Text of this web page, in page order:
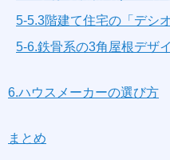
5-5.3階建て住宅の「デシオ
5-6.鉄骨系の3角屋根デザ
6.ハウスメーカーの選び方
まとめ